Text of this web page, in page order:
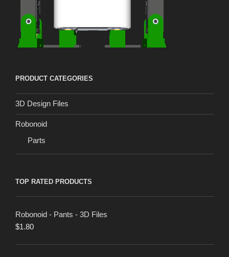
PRODUCT CATEGORIES
3D Design Files
Robonoid
Parts
TOP RATED PRODUCTS
Robonoid - Pants - 3D Files
$1.80